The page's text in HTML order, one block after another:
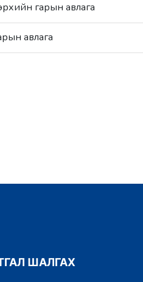
гарын авлага
авлага
ШАЛГАХ